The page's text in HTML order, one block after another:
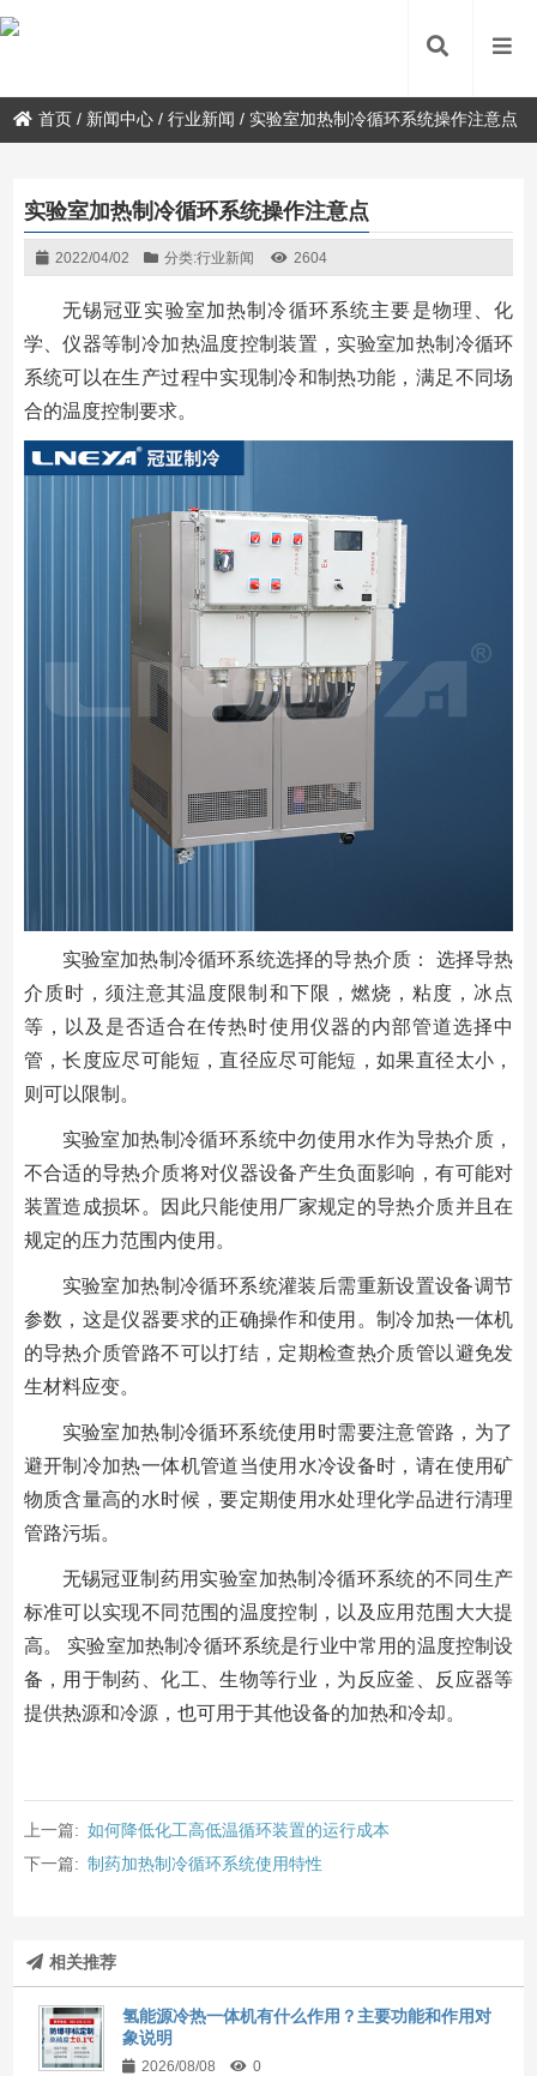
首页 / 新闻中心 /行业新闻 / 实验室加热制冷循环系统操作注意点
实验室加热制冷循环系统操作注意点
2022/04/02 分类:行业新闻 2604
无锡冠亚实验室加热制冷循环系统主要是物理、化
学、仪器等制冷加热温度控制装置，实验室加热制冷循环
系统可以在生产过程中实现制冷和制热功能，满足不同场
合的温度控制要求。
实验室加热制冷循环系统选择的导热介质： 选择导热
介质时，须注意其温度限制和下限，燃烧，粘度，冰点
等，以及是否适合在传热时使用仪器的内部管道选择中
管，长度应尽可能短，直径应尽可能短，如果直径太小，
则可以限制。
实验室加热制冷循环系统中勿使用水作为导热介质，
不合适的导热介质将对仪器设备产生负面影响，有可能对
装置造成损坏。因此只能使用厂家规定的导热介质并且在
规定的压力范围内使用。
实验室加热制冷循环系统灌装后需重新设置设备调节
参数，这是仪器要求的正确操作和使用。制冷加热一体机
的导热介质管路不可以打结，定期检查热介质管以避免发
生材料应变。
实验室加热制冷循环系统使用时需要注意管路，为了
避开制冷加热一体机管道当使用水冷设备时，请在使用矿
物质含量高的水时候，要定期使用水处理化学品进行清理
管路污垢。
无锡冠亚制药用实验室加热制冷循环系统的不同生产
标准可以实现不同范围的温度控制，以及应用范围大大提
高。 实验室加热制冷循环系统是行业中常用的温度控制设
备，用于制药、化工、生物等行业，为反应釜、反应器等
提供热源和冷源，也可用于其他设备的加热和冷却。
上一篇: 如何降低化工高低温循环装置的运行成本
下一篇: 制药加热制冷循环系统使用特性
相关推荐
氢能源冷热一体机有什么作用？主要功能和作用对
象说明
2026/08/08 0